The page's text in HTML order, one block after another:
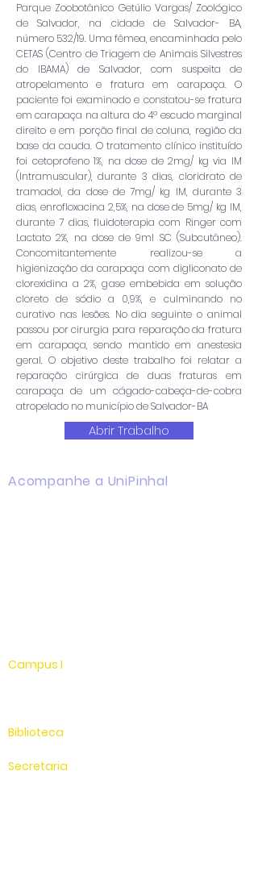
Parque Zoobotânico Getúlio Vargas/ Zoológico
de Salvador, na cidade de Salvador- BA,
número 532/19. Uma fêmea, encaminhada pelo
CETAS (Centro de Triagem de Animais Silvestres
do IBAMA) de Salvador, com suspeita de
atropelamento e fratura em carapaça. O
paciente foi examinado e constatou-se fratura
em carapaça na altura do 4º escudo marginal
direito e em porção final de coluna, região da
base da cauda. O tratamento clínico instituído
foi cetoprofeno 1%, na dose de 2mg/ kg via IM
(Intramuscular), durante 3 dias, cloridrato de
tramadol, da dose de 7mg/ kg IM, durante 3
dias, enrofloxacina 2,5%, na dose de 5mg/ kg IM,
durante 7 dias, fluidoterapia com Ringer com
Lactato 2%, na dose de 9ml SC (Subcutâneo).
Concomitantemente realizou-se a
higienização da carapaça com digliconato de
clorexidina a 2%, gase embebida em solução
cloreto de sódio a 0,9%, e culminando no
curativo nas lesões. No dia seguinte o animal
passou por cirurgia para reparação da fratura
em carapaça, sendo mantido em anestesia
geral. O objetivo deste trabalho foi relatar a
reparação cirúrgica de duas fraturas em
carapaça de um cágado-cabeça-de-cobra
atropelado no município de Salvador-BA
Abrir Trabalho
Acompanhe a UniPinhal
Campus I
Biblioteca
Secretaria